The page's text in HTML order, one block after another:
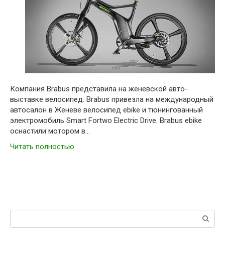
Компания Brabus представила на женевской авто-
выставке велосипед. Brabus привезла на международный
автосалон в Женеве велосипед ebike и тюнингованный
электромобиль Smart Fortwo Electric Drive. Brabus ebike
оснастили мотором в…
Читать полностью